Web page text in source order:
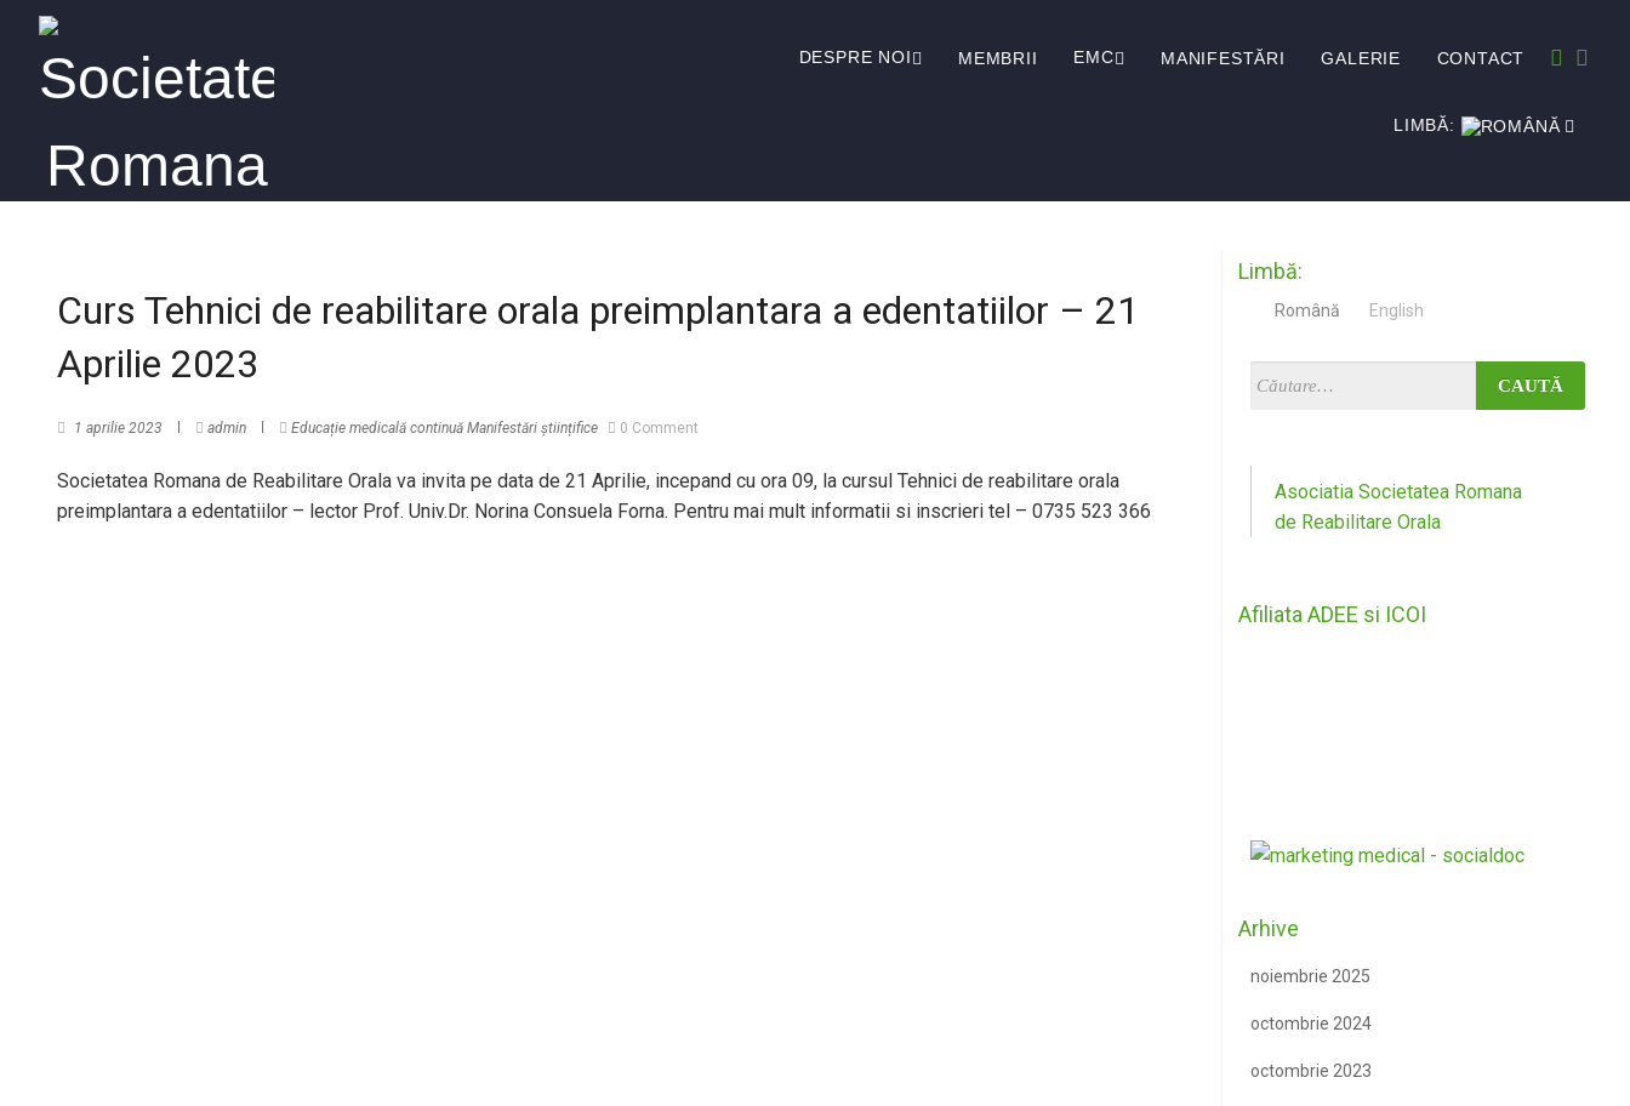
DESPRE NOI MEMBRII EMC MANIFESTĂRI GALERIE CONTACT
LIMBĂ:
Curs Tehnici de reabilitare orala preimplantara a edentatiilor – 21
Aprilie 2023
1 aprilie 2023 admin Educație medicală continuă Manifestări științifice 0 Comment
Societatea Romana de Reabilitare Orala va invita pe data de 21 Aprilie, incepand cu ora 09, la cursul Tehnici de reabilitare orala
preimplantara a edentatiilor – lector Prof. Univ.Dr. Norina Consuela Forna. Pentru mai mult informatii si inscrieri tel – 0735 523 366
Limbă:
Română English
Asociatia Societatea Romana
de Reabilitare Orala
Afiliata ADEE si ICOI
Arhive
noiembrie 2025
octombrie 2024
octombrie 2023